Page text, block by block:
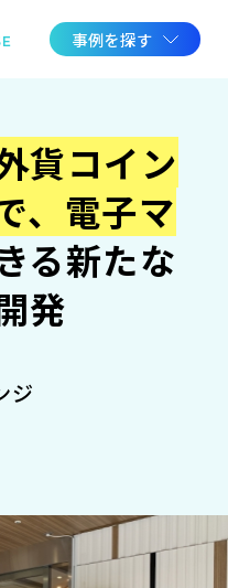
事例を探す
貨コイン
、電子マ
る新たな
発
ジ